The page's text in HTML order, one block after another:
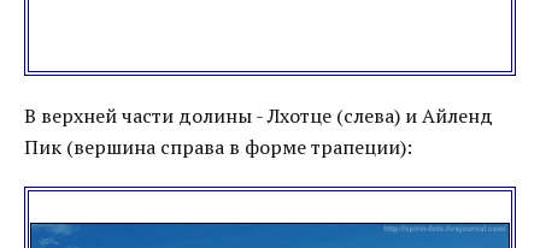
В верхней части долины - Лхотце (слева) и Айленд
Пик (вершина справа в форме трапеции):